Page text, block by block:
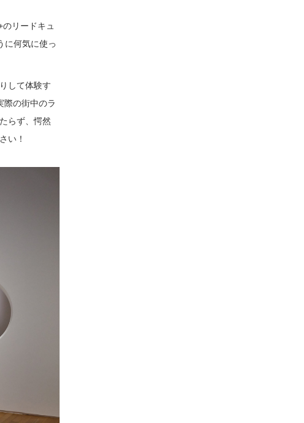
リードキュ
に何気に使っ
して体験す
際の街中のラ
らず、愕然
い！